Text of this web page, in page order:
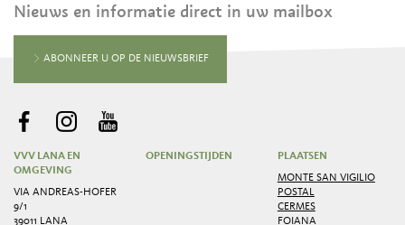
Nieuws en informatie direct in uw mailbox
ABONNEER U OP DE NIEUWSBRIEF
VVV LANA EN
OMGEVING
VIA ANDREAS-HOFER
9/1
39011 LANA
OPENINGSTIJDEN
PLAATSEN
MONTE SAN VIGILIO
POSTAL
CERMES
FOIANA